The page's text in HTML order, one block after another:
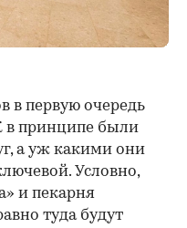
в первую очередь
в принципе были
а уж какими они
Условно,
и пекарня
туда будут